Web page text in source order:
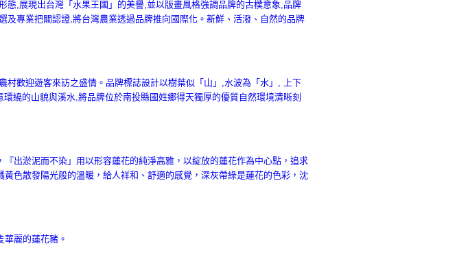
,展現出台灣「水果王國」的美譽,並以版畫風格強調品牌的古樸意象,品牌
專業把關認證,將台灣農業透過品牌推向國際化。新鮮、活潑、自然的品牌
歡迎遊客來訪之盛情。品牌標誌設計以樹葉似「山」,水波為「水」, 上下
繞的山貌與溪水,將品牌位於南投縣國姓鄉得天獨厚的優質自然環境清晰刻
出淤泥而不染」用以形容蓮花的純淨高雅，以綻放的蓮花作為中心點，追求
色散發陽光般的溫暖，給人祥和、舒適的感覺，深灰帶綠是蓮花的色彩，沈
麗的蓮花豬。